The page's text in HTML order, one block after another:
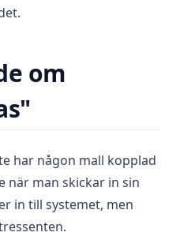
om
har någon mall kopplad
när man skickar in sin
in till systemet, men